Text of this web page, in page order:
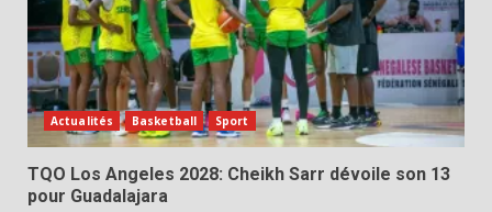
Actualités Basketball Sport
TQO Los Angeles 2028: Cheikh Sarr dévoile son 13
pour Guadalajara